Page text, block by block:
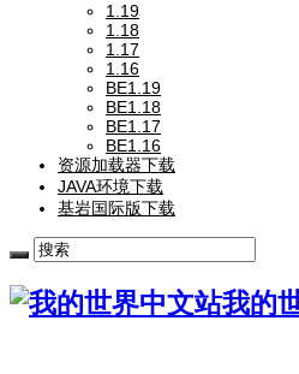
1.19
1.18
1.17
1.16
BE1.19
BE1.18
BE1.17
BE1.16
资源加载器下载
JAVA环境下载
基岩国际版下载
我的